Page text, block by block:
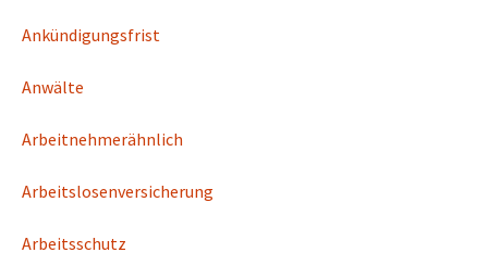
Ankündigungsfrist
Anwälte
Arbeitnehmerähnlich
Arbeitslosenversicherung
Arbeitsschutz